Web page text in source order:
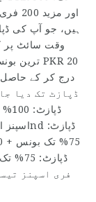
اور
ہیں، جو آپ کی
وقت سائٹ پر
فری اسپنز